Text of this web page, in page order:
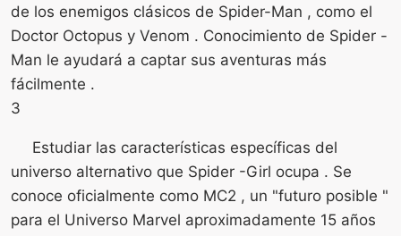
de los enemigos clásicos de Spider-Man , como el
Doctor Octopus y Venom . Conocimiento de Spider -
Man le ayudará a captar sus aventuras más
fácilmente .
3
Estudiar las características específicas del
universo alternativo que Spider -Girl ocupa . Se
conoce oficialmente como MC2 , un "futuro posible "
para el Universo Marvel aproximadamente 15 años